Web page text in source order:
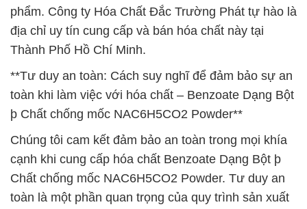
phẩm. Công ty Hóa Chất Đắc Trường Phát tự hào là
địa chỉ uy tín cung cấp và bán hóa chất này tại
Thành Phố Hồ Chí Minh.
**Tư duy an toàn: Cách suy nghĩ để đảm bảo sự an
toàn khi làm việc với hóa chất – Benzoate Dạng Bột
þ Chất chống mốc NAC6H5CO2 Powder**
Chúng tôi cam kết đảm bảo an toàn trong mọi khía
cạnh khi cung cấp hóa chất Benzoate Dạng Bột þ
Chất chống mốc NAC6H5CO2 Powder. Tư duy an
toàn là một phần quan trọng của quy trình sản xuất